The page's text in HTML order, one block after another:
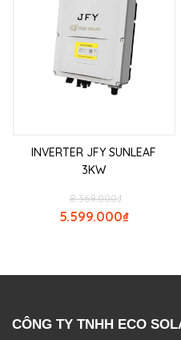
INVERTER JFY SUNLEAF
3KW
₫
8.369.000
₫
5.599.000
CÔNG TY TNHH ECO